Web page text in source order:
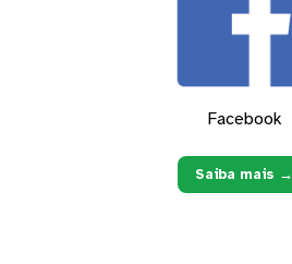
Facebook
Saiba mais →